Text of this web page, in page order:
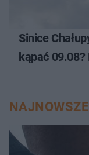
Sinice
kąpać